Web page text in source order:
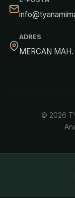
ADRES
MERCAN
© 2026